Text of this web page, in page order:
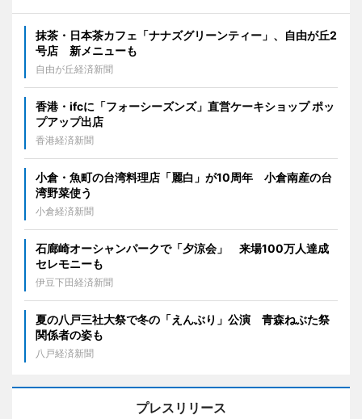
抹茶・日本茶カフェ「ナナズグリーンティー」、自由が丘2
号店 新メニューも
自由が丘経済新聞
香港・ifcに「フォーシーズンズ」直営ケーキショップ ポッ
プアップ出店
香港経済新聞
小倉・魚町の台湾料理店「麗白」が10周年 小倉南産の台
湾野菜使う
小倉経済新聞
石廊崎オーシャンパークで「夕涼会」 来場100万人達成
セレモニーも
伊豆下田経済新聞
夏の八戸三社大祭で冬の「えんぶり」公演 青森ねぶた祭
関係者の姿も
八戸経済新聞
プレスリリース